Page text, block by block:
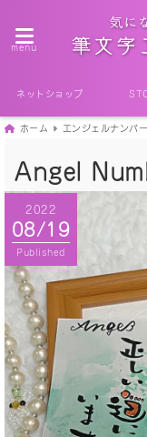
menu
ネットショップ
ホーム エンジェルナンバー
Angel
2022
08/19
Published